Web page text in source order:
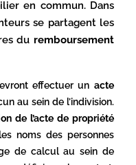
en commun. Dans
se partagent les
du remboursement
effectuer un acte
au sein de l’indivision.
de l’acte de propriété
noms des personnes
de calcul au sein de